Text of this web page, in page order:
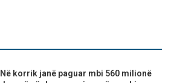
Në korrik janë paguar mbi 560 milionë